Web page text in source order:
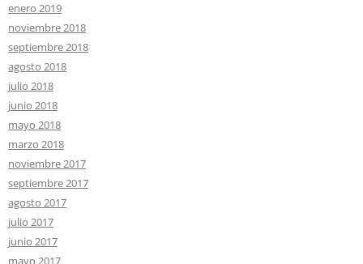
enero 2019
noviembre 2018
septiembre 2018
agosto 2018
julio 2018
junio 2018
mayo 2018
marzo 2018
noviembre 2017
septiembre 2017
agosto 2017
julio 2017
junio 2017
mayo 2017